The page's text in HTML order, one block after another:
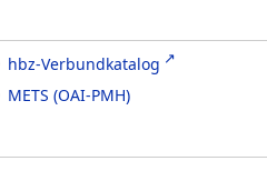
hbz-Verbundkatalog
METS (OAI-PMH)